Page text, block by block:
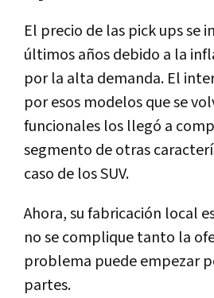
El precio de las pick ups se
últimos años debido a la
por la alta demanda. El
por esos modelos que se
funcionales los llegó a
segmento de otras
caso de los SUV.
Ahora, su fabricación local
no se complique tanto la
problema puede empezar
partes.